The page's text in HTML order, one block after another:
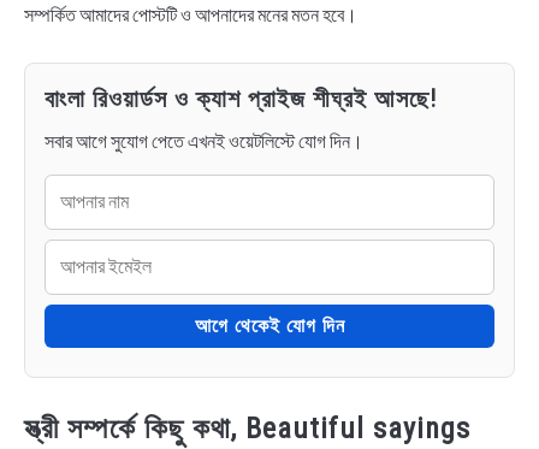
সম্পর্কিত আমাদের পোস্টটি ও আপনাদের মনের মতন হবে।
বাংলা রিওয়ার্ডস ও ক্যাশ প্রাইজ শীঘ্রই আসছে!
সবার আগে সুযোগ পেতে এখনই ওয়েটলিস্টে যোগ দিন।
আগে থেকেই যোগ দিন
স্ত্রী সম্পর্কে কিছু কথা, Beautiful sayings